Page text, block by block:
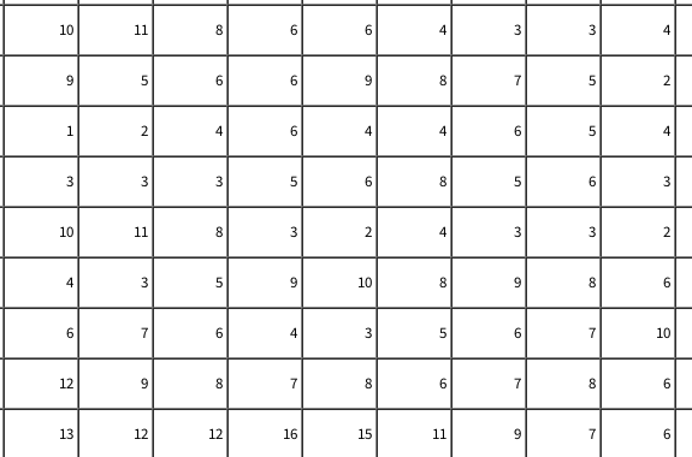
10 11 8 6 6 4 3 3
4
9 5 6 6 9 8 7 5
2
1 2 4 6 4 4 6 5
4
3 3 3 5 6 8 5 6
3
10 11 8 3 2 4 3 3
2
4 3 5 9 10 8 9 8
6
6 7 6 4 3 5 6 7
10
12 9 8 7 8 6 7 8
6
13 12 12 16 15 11 9 7
6